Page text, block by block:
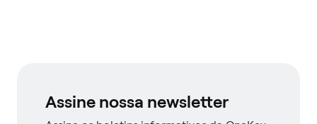
Assine nossa newsletter